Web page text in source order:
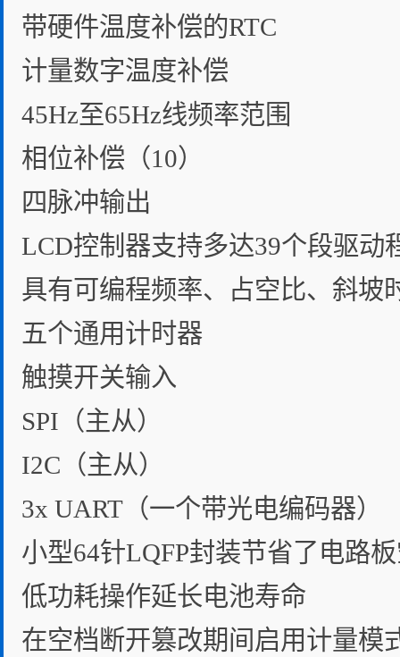
带硬件温度补偿的RTC
计量数字温度补偿
45Hz至65Hz线频率范围
相位补偿（10）
四脉冲输出
LCD控制器支持多达39个段驱动
具有可编程频率、占空比、斜坡
五个通用计时器
触摸开关输入
SPI（主从）
I2C（主从）
3x UART（一个带光电编码器）
小型64针LQFP封装节省了电路
低功耗操作延长电池寿命
在空档断开篡改期间启用计量模